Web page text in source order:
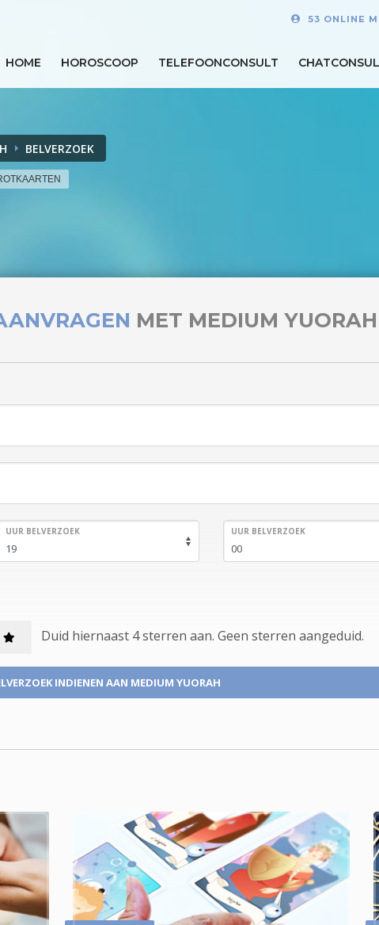
53 ONLINE
HOME HOROSCOOP TELEFOONCONSULT
BELVERZOEK
MET MEDIUM YUORAH
UUR BELVERZOEK UUR BELVERZOEK
Duid hiernaast 4 sterren aan. Geen sterren aangeduid.
INDIENEN AAN MEDIUM YUORAH